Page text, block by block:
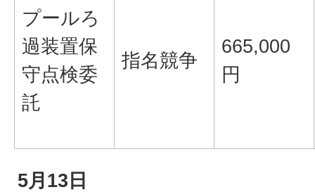
プールろ
過装置保
守点検委
託
指名競争
665,000
円
5月13日